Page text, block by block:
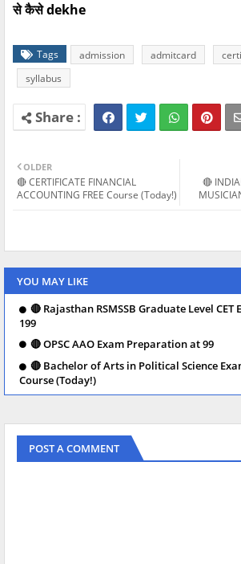
से कैसे dekhe
Tags admission admitcard
syllabus
🔴
OLDER
🔴 CERTIFICATE FINANCIAL
ACCOUNTING FREE Course (Today!)
YOU MAY LIKE
🔴 Rajasthan RSMSSB Graduate Level
199
🔴 OPSC AAO Exam Preparation at 99
🔴 Bachelor of Arts in Political Science
Course (Today!)
POST A COMMENT